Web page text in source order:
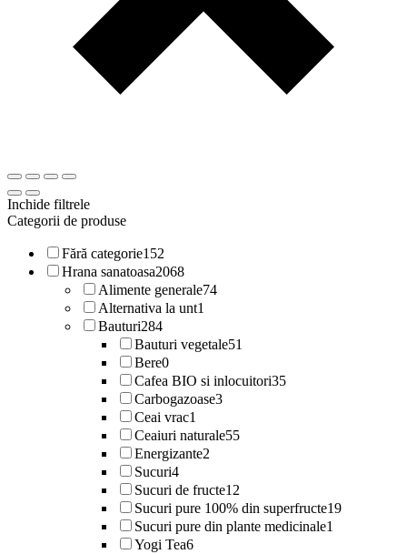
Inchide filtrele
Categorii de produse
Fără categorie152
Hrana sanatoasa2068
Alimente generale74
Alternativa la unt1
Bauturi284
Bauturi vegetale51
Bere0
Cafea BIO si inlocuitori35
Carbogazoase3
Ceai vrac1
Ceaiuri naturale55
Energizante2
Sucuri4
Sucuri de fructe12
Sucuri pure 100% din superfructe19
Sucuri pure din plante medicinale1
Yogi Tea6